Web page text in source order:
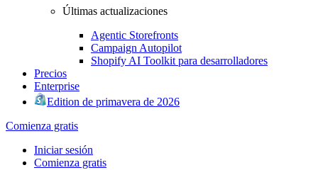
Últimas actualizaciones
Agentic Storefronts
Campaign Autopilot
Shopify AI Toolkit para desarrolladores
Precios
Enterprise
Edition de primavera de 2026
Comienza gratis
Iniciar sesión
Comienza gratis